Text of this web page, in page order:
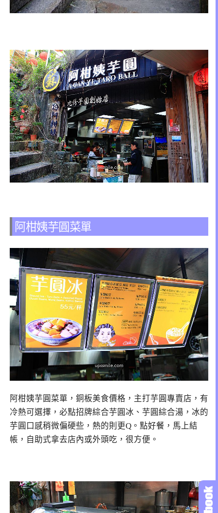
阿柑姨芋圓菜單
阿柑姨芋圓菜單，銅板美食價格，主打芋圓專賣店，有
冷熱可選擇，必點招牌綜合芋圓冰、芋圓綜合湯，冰的
芋圓口感稍微偏硬些，熱的則更Q。點好餐，馬上結
帳，自助式拿去店內或外頭吃，很方便。